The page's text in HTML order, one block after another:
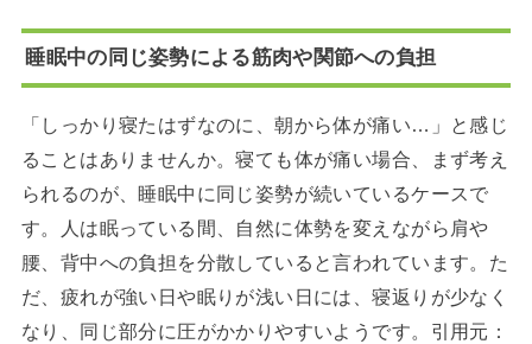
睡眠中の同じ姿勢による筋肉や関節への負担
「しっかり寝たはずなのに、朝から体が痛い…」と感じ
ることはありませんか。寝ても体が痛い場合、まず考え
られるのが、睡眠中に同じ姿勢が続いているケースで
す。人は眠っている間、自然に体勢を変えながら肩や
腰、背中への負担を分散していると言われています。た
だ、疲れが強い日や眠りが浅い日には、寝返りが少なく
なり、同じ部分に圧がかかりやすいようです。引用元：